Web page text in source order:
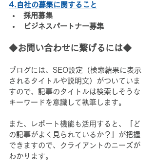
4.自社の募集に関すること
採用募集
ビジネスパートナー募集
◆お問い合わせに繋げるには◆
ブログには、SEO設定（検索結果に表示
されるタイトルや説明文）がついていま
すので、記事のタイトルは検索しそうな
キーワードを意識して執筆します。
また、レポート機能も活用すると、「ど
の記事がよく見られているか？」が把握
できますので、クライアントのニーズが
わかります。